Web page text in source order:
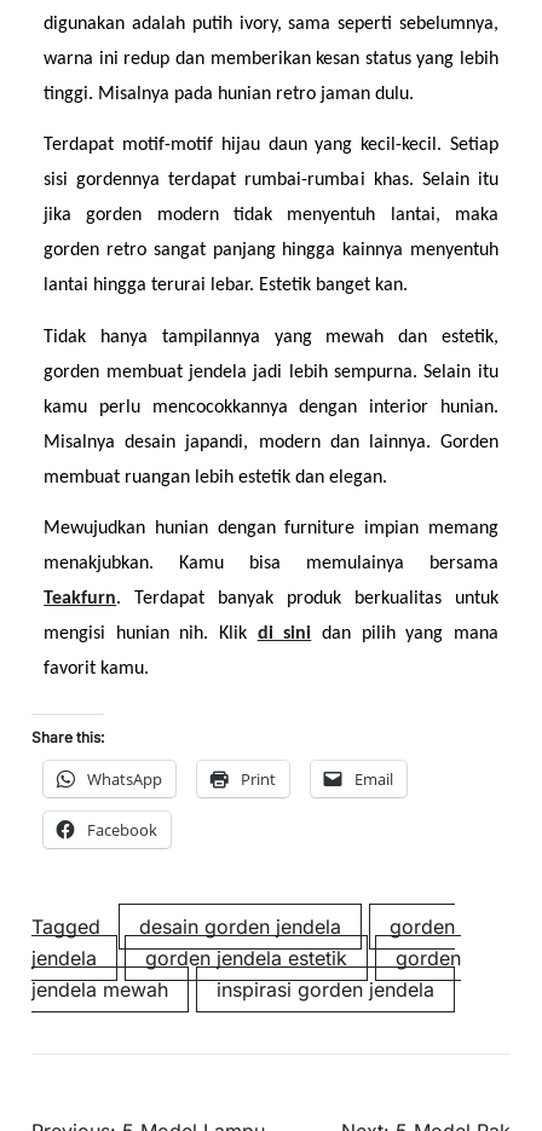
digunakan adalah putih ivory, sama seperti sebelumnya,
warna ini redup dan memberikan kesan status yang lebih
tinggi. Misalnya pada hunian retro jaman dulu.
Terdapat motif-motif hijau daun yang kecil-kecil. Setiap
sisi gordennya terdapat rumbai-rumbai khas. Selain itu
jika gorden modern tidak menyentuh lantai, maka
gorden retro sangat panjang hingga kainnya menyentuh
lantai hingga terurai lebar. Estetik banget kan.
Tidak hanya tampilannya yang mewah dan estetik,
gorden membuat jendela jadi lebih sempurna. Selain itu
kamu perlu mencocokkannya dengan interior hunian.
Misalnya desain japandi, modern dan lainnya. Gorden
membuat ruangan lebih estetik dan elegan.
Mewujudkan hunian dengan furniture impian memang
Teakfurn. Terdapat banyak produk berkualitas untuk
mengisi hunian nih. Klik di sini dan pilih yang mana
favorit kamu.
Share this:
WhatsApp Print Email
Facebook
Tagged desain gorden jendela
gorden
jendela
gorden jendela estetik
gorden
jendela mewah
inspirasi gorden jendela